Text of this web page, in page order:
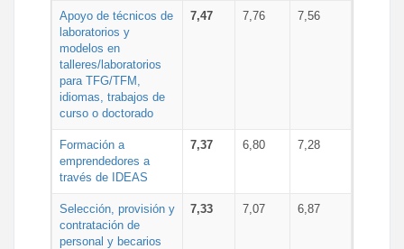
Apoyo de técnicos de
laboratorios y
modelos en
talleres/laboratorios
para TFG/TFM,
idiomas, trabajos de
curso o doctorado
7,47 7,76 7,56
Formación a
emprendedores a
través de IDEAS
7,37 6,80 7,28
Selección, provisión y
contratación de
personal y becarios
7,33 7,07 6,87